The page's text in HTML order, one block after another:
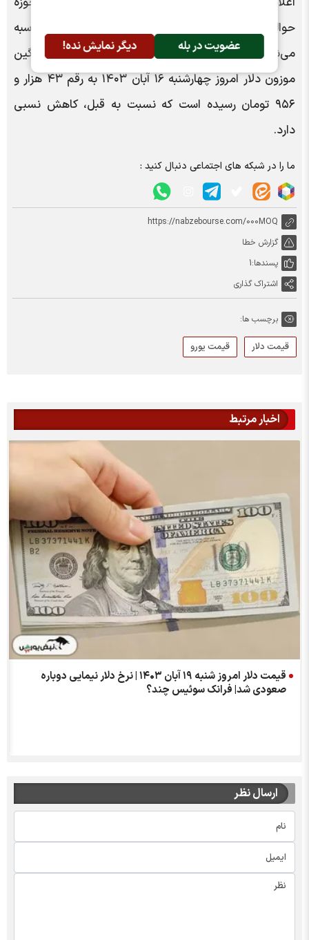
عضویت در بله دیگر نمایش نده!
حواله، اسکناس و حواله کالا‌های اساسی و ضروری محاسبه
می‌شود و جنبه عملیاتی ندارد. با این حال، نرخ میانگین
موزون دلار امروز چهارشنبه ۱۶ آبان ۱۴۰۳ به رقم ۴۳ هزار و
۹۵۶ تومان رسیده است که نسبت به قبل، کاهش نسبی
دارد.
ما را در شبکه های اجتماعی دنبال کنید :
https://nabzebourse.com/000MOQ
گزارش خطا
پسندها:1
اشتراک گذاری
برچسب ها:
قیمت دلار قیمت یورو
اخبار مرتبط
قیمت دلار امروز شنبه ۱۹ آبان ۱۴۰۳ | نرخ دلار نیمایی دوباره
صعودی شد| فرانک سوئیس چند؟
ارسال نظر